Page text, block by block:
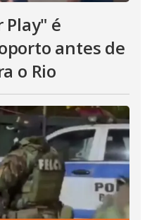
é
antes de
o Rio